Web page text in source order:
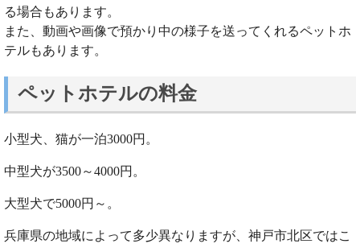
る場合もあります。
また、動画や画像で預かり中の様子を送ってくれるペットホ
テルもあります。
ペットホテルの料金
小型犬、猫が一泊3000円。
中型犬が3500～4000円。
大型犬で5000円～。
兵庫県の地域によって多少異なりますが、神戸市北区ではこ